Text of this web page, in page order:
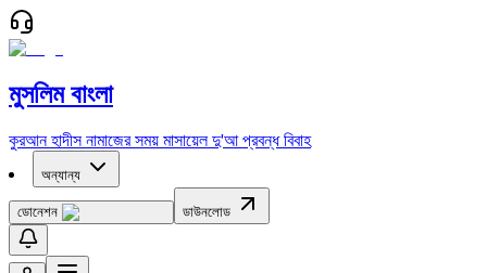
মুসলিম বাংলা
কুরআন হাদীস নামাজের সময় মাসায়েল দু'আ প্রবন্ধ বিবাহ
অন্যান্য
ডোনেশন ডাউনলোড